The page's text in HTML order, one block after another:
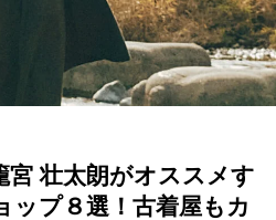
宮 壮太朗がオススメす
ップ８選！古着屋もカ